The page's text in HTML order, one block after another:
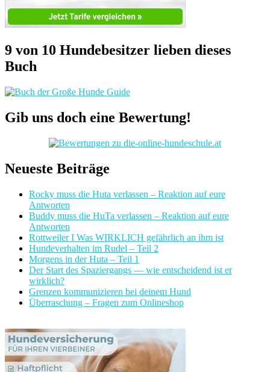
9 von 10 Hundebesitzer lieben dieses
Buch
Gib uns doch eine Bewertung!
Neueste Beiträge
Rocky muss die Huta verlassen – Reaktion auf eure
Antworten
Buddy muss die HuTa verlassen – Reaktion auf eure
Antworten
Rottweiler I Was WIRKLICH gefährlich an ihm ist
Hundeverhalten im Rudel – Teil 2
Morgens in der Huta – Teil 1
Der Start des Spaziergangs — wie entscheidend ist er
wirklich?
Grenzen kommunizieren bei deinem Hund
Überraschung – Fragen zum Onlineshop